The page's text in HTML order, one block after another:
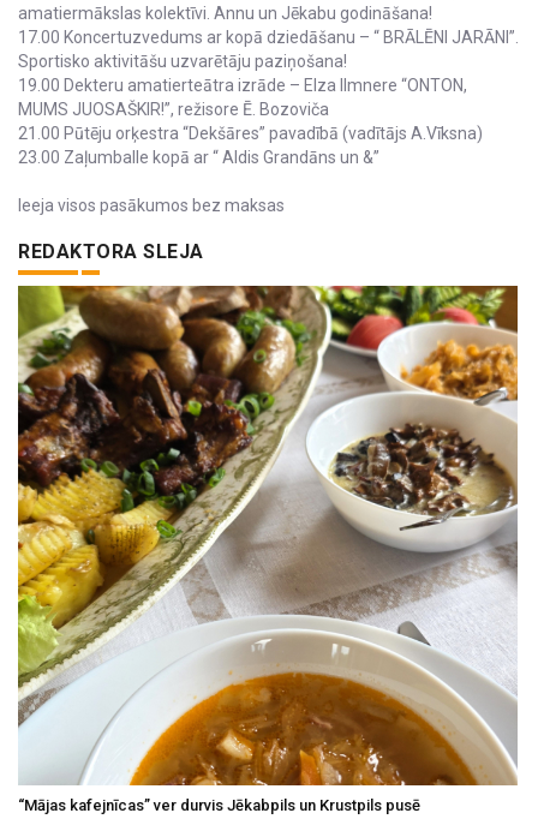
amatiermākslas kolektīvi. Annu un Jēkabu godināšana!
17.00 Koncertuzvedums ar kopā dziedāšanu – “ BRĀLĒNI JARĀNI”.
Sportisko aktivitāšu uzvarētāju paziņošana!
19.00 Dekteru amatierteātra izrāde – Elza Ilmnere “ONTON,
MUMS JUOSAŠKIR!”, režisore Ē. Bozoviča
21.00 Pūtēju orķestra “Dekšāres” pavadībā (vadītājs A.Vīksna)
23.00 Zaļumballe kopā ar “ Aldis Grandāns un &”
Ieeja visos pasākumos bez maksas
REDAKTORA SLEJA
“Mājas kafejnīcas” ver durvis Jēkabpils un Krustpils pusē